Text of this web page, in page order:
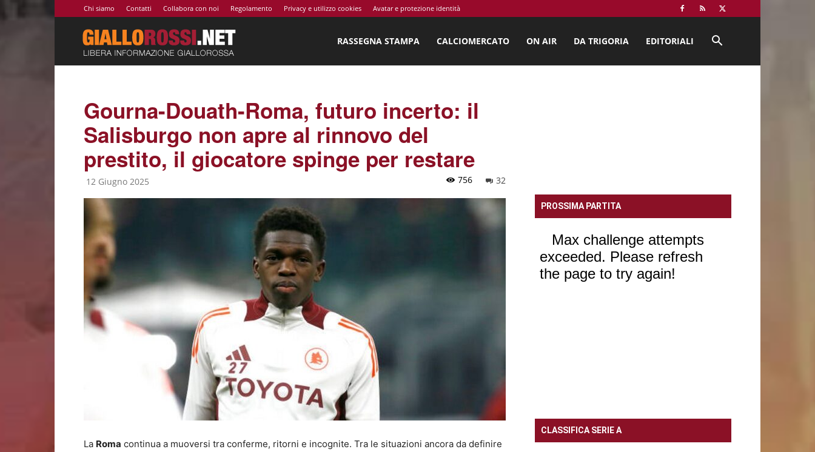
Chi siamo Contatti Collabora con noi Regolamento Privacy e utilizzo cookies Avatar e protezione identità
Notizie
Roma,
Calciomercato
Esclusive
RASSEGNA STAMPA CALCIOMERCATO ON AIR DA TRIGORIA EDITORIALI
Gourna-Douath-Roma, futuro incerto: il
Salisburgo non apre al rinnovo del
prestito, il giocatore spinge per restare
12 Giugno 2025 32
756
La Roma continua a muoversi tra conferme, ritorni e incognite. Tra le situazioni ancora da definire
PROSSIMA PARTITA
CLASSIFICA SERIE A